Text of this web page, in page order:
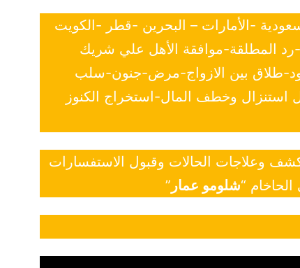
-الأمارات – البحرين -قطر -الكويت
المطلقة-موافقة الأهل علي شريك
طلاق بين الازواج-مرض-جنون-سلب
استنزال وخطف المال-استخراج الكنوز
وعلاجات الحالات وقبول الاستفسارات
“شلومو عمار ”